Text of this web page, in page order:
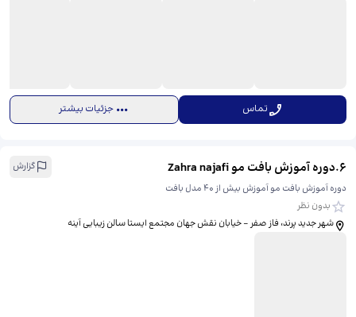
تماس جزئیات بیشتر
6
.دوره آموزش بافت مو Zahra najafi
گزارش
دوره آموزش بافت مو آموزش بیش از 40 مدل بافت
بدون نظر
شهر جدید پرند، فاز صفر - خیابان نقش جهان مجتمع ایستا سالن زیبایی آینه